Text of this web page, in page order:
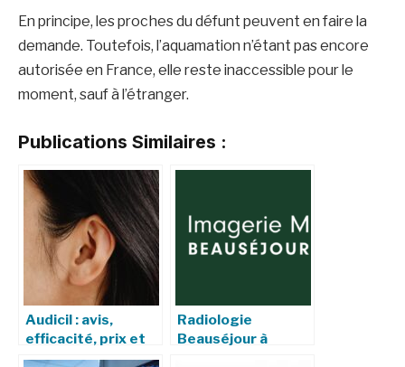
En principe, les proches du défunt peuvent en faire la
demande. Toutefois, l’aquamation n’étant pas encore
autorisée en France, elle reste inaccessible pour le
moment, sauf à l’étranger.
Publications Similaires :
Audicil : avis,
efficacité, prix et
effets secondaires
Radiologie
Beauséjour à